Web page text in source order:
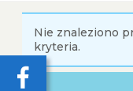
Nie znaleziono
kryteria.